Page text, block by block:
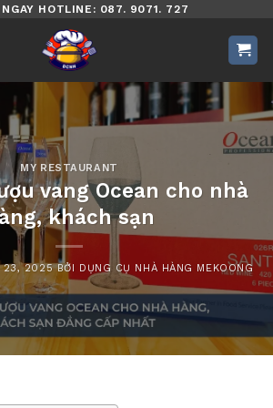
NGAY HOTLINE: 087. 9071. 727
MY RESTAURANT
vang Ocean cho nhà
khách sạn
23, 2025 BỞI DỤNG CỤ NHÀ HÀNG MEKOONG